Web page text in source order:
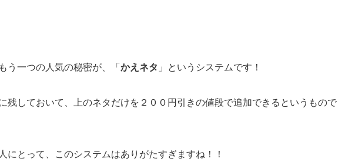
う一つの人気の秘密が、「 かえネタ 」というシステムです！
残しておいて、上のネタだけを２００円引きの値段で追加できるというもので
にとって、このシステムはありがたすぎますね！！